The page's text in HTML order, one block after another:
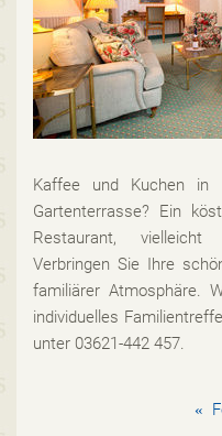
Kaffee und Kuchen in
Gartenterrasse? Ein
Restaurant,
Verbringen Sie Ihre
familiärer Atmosphäre.
individuelles
unter 03621-442 457.
«